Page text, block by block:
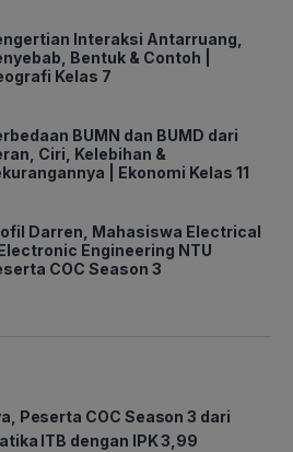
Interaksi Antarruang,
Bentuk & Contoh |
Kelas 7
BUMN dan BUMD dari
Ciri, Kelebihan &
| Ekonomi Kelas 11
Darren, Mahasiswa Electrical
Engineering NTU
COC Season 3
Peserta COC Season 3 dari
ITB dengan IPK 3,99